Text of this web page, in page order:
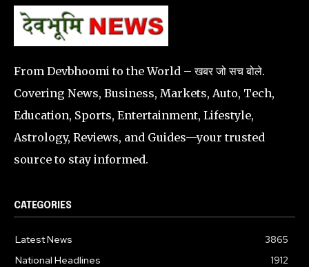
From Devbhoomi to the World – खबर जो सच बोले.
Covering News, Business, Markets, Auto, Tech,
Education, Sports, Entertainment, Lifestyle,
Astrology, Reviews, and Guides—your trusted
source to stay informed.
CATEGORIES
Latest News
3865
National Headlines
1912